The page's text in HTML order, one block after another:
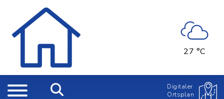
27 °C
Digitaler
Ortsplan